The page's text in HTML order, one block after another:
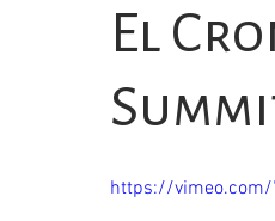
El
https://